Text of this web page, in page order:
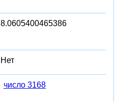
8.0605400465386
Нет
число 3168